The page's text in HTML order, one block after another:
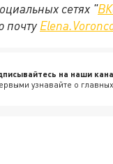
сетях "
почту
на наши
узнавайте о